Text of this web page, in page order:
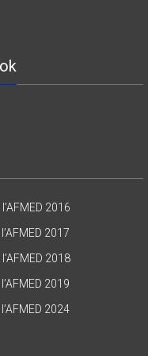
2016
2017
2018
2019
2024